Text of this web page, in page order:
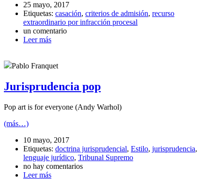
25 mayo, 2017
Etiquetas: casación, criterios de admisión, recurso
extraordinario por infracción procesal
un comentario
Leer más
Pablo Franquet
Jurisprudencia pop
Pop art is for everyone (Andy Warhol)
(más…)
10 mayo, 2017
Etiquetas: doctrina jurisprudencial, Estilo, jurisprudencia,
lenguaje jurídico, Tribunal Supremo
no hay comentarios
Leer más